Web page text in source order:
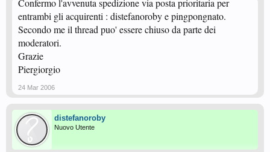
Confermo l'avvenuta spedizione via posta prioritaria per
entrambi gli acquirenti : distefanoroby e pingpongnato.
Secondo me il thread puo' essere chiuso da parte dei
moderatori.
Grazie
Piergiorgio
24 Mar 2006
distefanoroby
Nuovo Utente